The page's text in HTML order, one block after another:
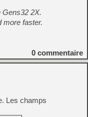
Gens32 2X.
more faster.
0 commentaire
Les champs